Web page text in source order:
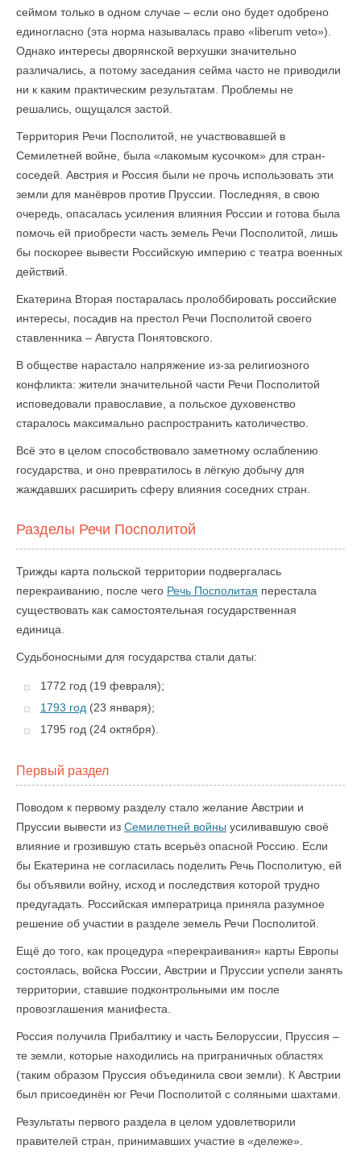
сеймом только в одном случае – если оно будет одобрено
единогласно (эта норма называлась право «liberum veto»).
Однако интересы дворянской верхушки значительно
различались, а потому заседания сейма часто не приводили
ни к каким практическим результатам. Проблемы не
решались, ощущался застой.
Территория Речи Посполитой, не участвовавшей в
Семилетней войне, была «лакомым кусочком» для стран-
соседей. Австрия и Россия были не прочь использовать эти
земли для манёвров против Пруссии. Последняя, в свою
очередь, опасалась усиления влияния России и готова была
помочь ей приобрести часть земель Речи Посполитой, лишь
бы поскорее вывести Российскую империю с театра военных
действий.
Екатерина Вторая постаралась пролоббировать российские
интересы, посадив на престол Речи Посполитой своего
ставленника – Августа Понятовского.
В обществе нарастало напряжение из-за религиозного
конфликта: жители значительной части Речи Посполитой
исповедовали православие, а польское духовенство
старалось максимально распространить католичество.
Всё это в целом способствовало заметному ослаблению
государства, и оно превратилось в лёгкую добычу для
жаждавших расширить сферу влияния соседних стран.
Разделы Речи Посполитой
Трижды карта польской территории подвергалась
перекраиванию, после чего Речь Посполитая перестала
существовать как самостоятельная государственная
единица.
Судьбоносными для государства стали даты:
1772 год (19 февраля);
1793 год (23 января);
1795 год (24 октября).
Первый раздел
Поводом к первому разделу стало желание Австрии и
Пруссии вывести из Семилетней войны усиливавшую своё
влияние и грозившую стать всерьёз опасной Россию. Если
бы Екатерина не согласилась поделить Речь Посполитую, ей
бы объявили войну, исход и последствия которой трудно
предугадать. Российская императрица приняла разумное
решение об участии в разделе земель Речи Посполитой.
Ещё до того, как процедура «перекраивания» карты Европы
состоялась, войска России, Австрии и Пруссии успели занять
территории, ставшие подконтрольными им после
провозглашения манифеста.
Россия получила Прибалтику и часть Белоруссии, Пруссия –
те земли, которые находились на приграничных областях
(таким образом Пруссия объединила свои земли). К Австрии
был присоединён юг Речи Посполитой с соляными шахтами.
Результаты первого раздела в целом удовлетворили
правителей стран, принимавших участие в «дележе».